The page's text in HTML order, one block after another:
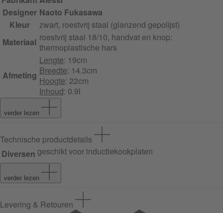
Designer Naoto Fukasawa
Kleur
zwart, roestvrij staal (glanzend gepolijst)
Materiaal roestvrij staal 18/10, handvat en knop:
thermoplastische hars
Afmeting
Lengte: 19cm
Breedte: 14.3cm
Hoogte: 22cm
Inhoud: 0.9l
verder lezen
Technische productdetails
Diversen geschikt voor inductiekookplaten
verder lezen
Levering & Retouren